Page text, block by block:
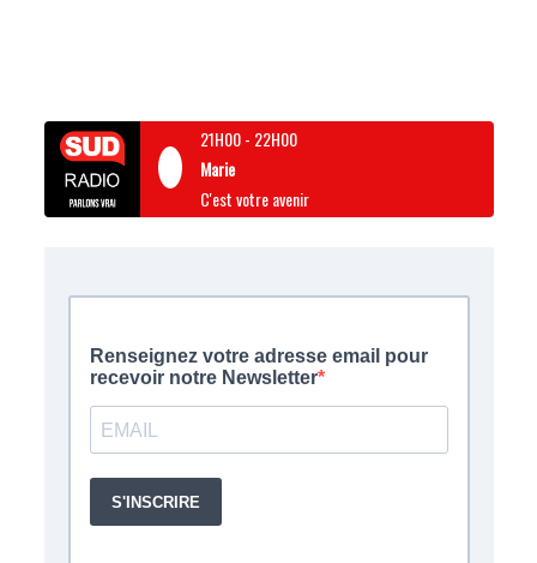
21H00- 22H00
Marie
C'est votre avenir